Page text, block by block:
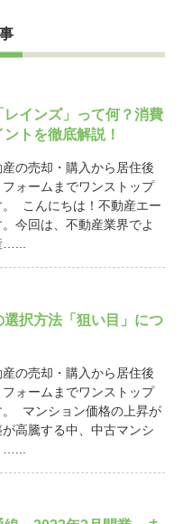
インズ」って何？消費
トを徹底解説！
の売却・購入から居住後
ォームまでワンストップ
こんにちは！不動産エー
今回は、不動産業界でよ
択方法「狙い目」につ
の売却・購入から居住後
ォームまでワンストップ
マンション価格の上昇が
高騰する中、中古マンシ